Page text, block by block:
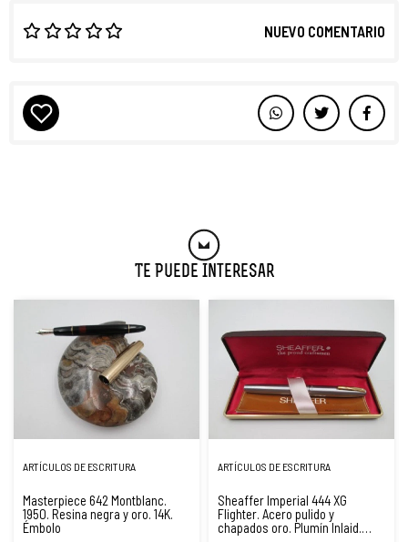
NUEVO COMENTARIO
Te Puede Interesar
ARTÍCULOS DE ESCRITURA
Masterpiece 642 Montblanc.
1950. Resina negra y oro. 14K.
Émbolo
ARTÍCULOS DE ESCRITURA
Sheaffer Imperial 444 XG
Flighter. Acero pulido y
chapados oro. Plumín Inlaid.